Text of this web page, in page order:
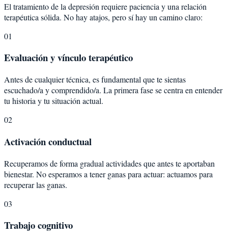
El tratamiento de la depresión requiere paciencia y una relación
terapéutica sólida. No hay atajos, pero sí hay un camino claro:
01
Evaluación y vínculo terapéutico
Antes de cualquier técnica, es fundamental que te sientas
escuchado/a y comprendido/a. La primera fase se centra en entender
tu historia y tu situación actual.
02
Activación conductual
Recuperamos de forma gradual actividades que antes te aportaban
bienestar. No esperamos a tener ganas para actuar: actuamos para
recuperar las ganas.
03
Trabajo cognitivo